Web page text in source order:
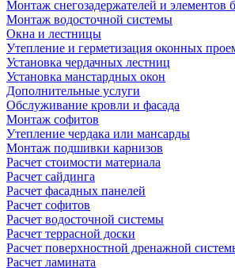
Монтаж снегозадержателей и элементов
Монтаж водосточной системы
Окна и лестницы
Утепление и герметизация оконных
Установка чердачных лестниц
Установка манстардных окон
Дополнительные услуги
Обслуживание кровли и фасада
Монтаж софитов
Утепление чердака или мансарды
Монтаж подшивки карнизов
Расчет стоимости материала
Расчет сайдинга
Расчет фасадных панелей
Расчет софитов
Расчет водосточной системы
Расчет террасной доски
Расчет поверхностной дренажной
Расчет ламината